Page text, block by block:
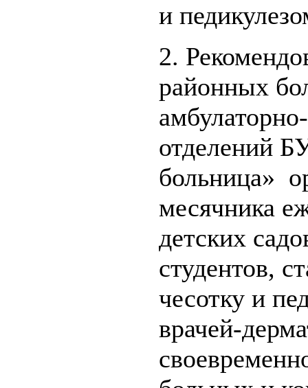
и
2.
районных
отделений
больница»
месячника
детских
студентов,
чесотку и
врачей-